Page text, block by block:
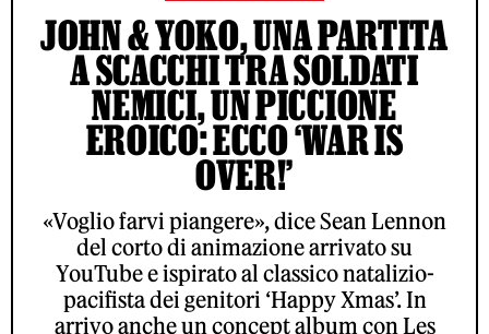
JOHN & YOKO, UNA PARTITA
A SCACCHI TRA SOLDATI
NEMICI, UN PICCIONE
EROICO: ECCO ‘WAR IS
OVER!’
«Voglio farvi piangere», dice Sean Lennon
del corto di animazione arrivato su
YouTube e ispirato al classico natalizio-
pacifista dei genitori ‘Happy Xmas’. In
arrivo anche un concept album con Les